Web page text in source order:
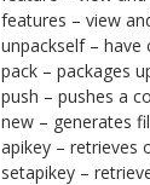
features – view
unpackself –
pack – packages
push – pushes a
new – generates
apikey – retrieves
setapikey –